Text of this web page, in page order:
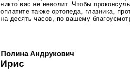
никто вас не неволит. Чтобы
оплатите также ортопеда, глазника,
на десять часов, по вашему
Полина Андрукович
Ирис